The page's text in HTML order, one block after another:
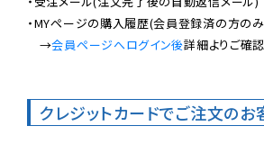
・MYページの購入履歴(会員登録済の方の
→会員ページへログイン後詳細よりご確認
クレジットカードでご注文のお